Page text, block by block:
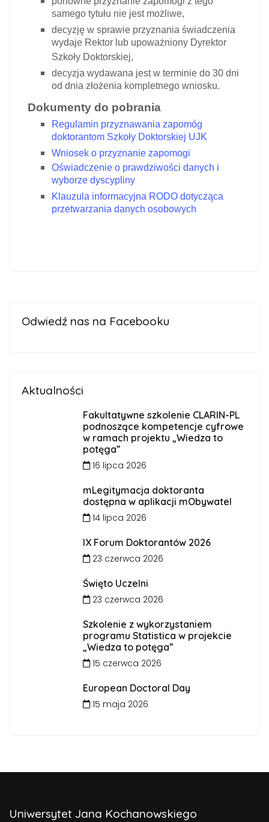
samego tytułu nie jest możliwe,
decyzję w sprawie przyznania świadczenia
wydaje Rektor lub upoważniony Dyrektor
Szkoły Doktorskiej,
decyzja wydawana jest w terminie do 30 dni
od dnia złożenia kompletnego wniosku.
Dokumenty do pobrania
Regulamin przyznawania zapomóg
doktorantom Szkoły Doktorskiej UJK
Wniosek o przyznanie zapomogi
Oświadczenie o prawdziwości danych i
wyborze dyscypliny
Klauzula informacyjna RODO dotycząca
przetwarzania danych osobowych
Odwiedź nas na Facebooku
Aktualności
Fakultatywne szkolenie CLARIN-PL
podnoszące kompetencje cyfrowe
w ramach projektu „Wiedza to
potęga”
16 lipca 2026
mLegitymacja doktoranta
dostępna w aplikacji mObywatel
14 lipca 2026
IX Forum Doktorantów 2026
23 czerwca 2026
Święto Uczelni
23 czerwca 2026
Szkolenie z wykorzystaniem
programu Statistica w projekcie
„Wiedza to potęga”
15 czerwca 2026
European Doctoral Day
15 maja 2026
Uniwersytet Jana Kochanowskiego